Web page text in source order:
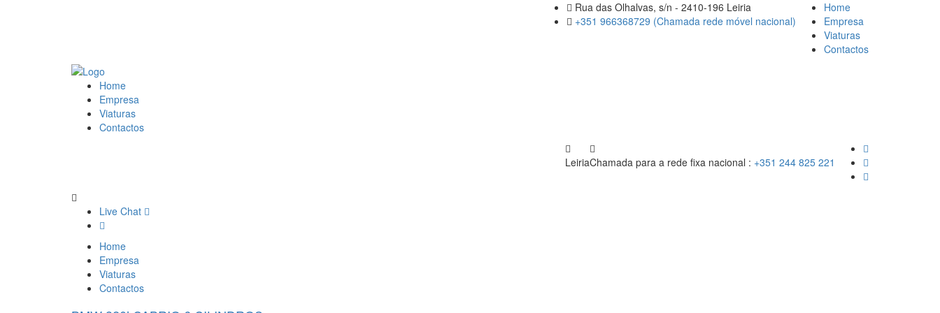
Home
Empresa
Viaturas
Contactos
Rua das Olhalvas, s/n - 2410-196 Leiria
+351 966368729 (Chamada rede móvel nacional)
Home
Empresa
Viaturas
Contactos
Chamada para a rede fixa nacional : +351 244 825 221
Leiria
Live Chat
Home
Empresa
Viaturas
Contactos